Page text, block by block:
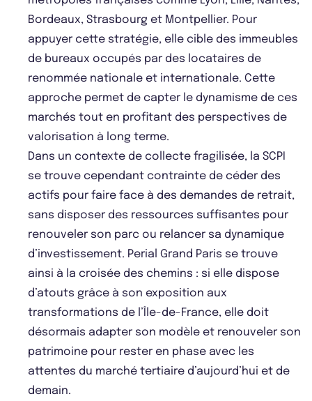
Bordeaux, Strasbourg et Montpellier. Pour
appuyer cette stratégie, elle cible des immeubles
de bureaux occupés par des locataires de
renommée nationale et internationale. Cette
approche permet de capter le dynamisme de ces
marchés tout en profitant des perspectives de
valorisation à long terme.
Dans un contexte de collecte fragilisée, la SCPI
se trouve cependant contrainte de céder des
actifs pour faire face à des demandes de retrait,
sans disposer des ressources suffisantes pour
renouveler son parc ou relancer sa dynamique
d’investissement. Perial Grand Paris se trouve
ainsi à la croisée des chemins : si elle dispose
d’atouts grâce à son exposition aux
transformations de l’Île-de-France, elle doit
désormais adapter son modèle et renouveler son
patrimoine pour rester en phase avec les
attentes du marché tertiaire d’aujourd’hui et de
demain.